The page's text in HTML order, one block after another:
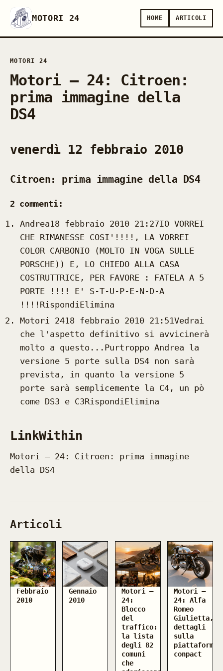
MOTORI 24 HOME ARTICOLI
MOTORI 24
Motori — 24: Citroen:
prima immagine della
DS4
venerdì 12 febbraio 2010
Citroen: prima immagine della DS4
2 commenti:
Andrea18 febbraio 2010 21:27IO VORREI
CHE RIMANESSE COSI'!!!!, LA VORREI
COLOR CARBONIO (MOLTO IN VOGA SULLE
PORSCHE)) E, LO CHIEDO ALLA CASA
COSTRUTTRICE, PER FAVORE : FATELA A 5
PORTE !!!! E' S-T-U-P-E-N-D-A
!!!!RispondiElimina
Motori 2418 febbraio 2010 21:51Vedrai
che l'aspetto definitivo si avvicinerà
molto a questo...Purtroppo Andrea la
versione 5 porte sulla DS4 non sarà
prevista, in quanto la versione 5
porte sarà semplicemente la C4, un pò
come DS3 e C3RispondiElimina
LinkWithin
Motori — 24: Citroen: prima immagine
della DS4
Articoli
Febbraio
2010
Gennaio
2010
Motori —
24:
Blocco
del
traffico:
la lista
degli 82
comuni
che
Motori —
24: Alfa
Romeo
Giulietta,
dettagli
sulla
piattaforma
conpact